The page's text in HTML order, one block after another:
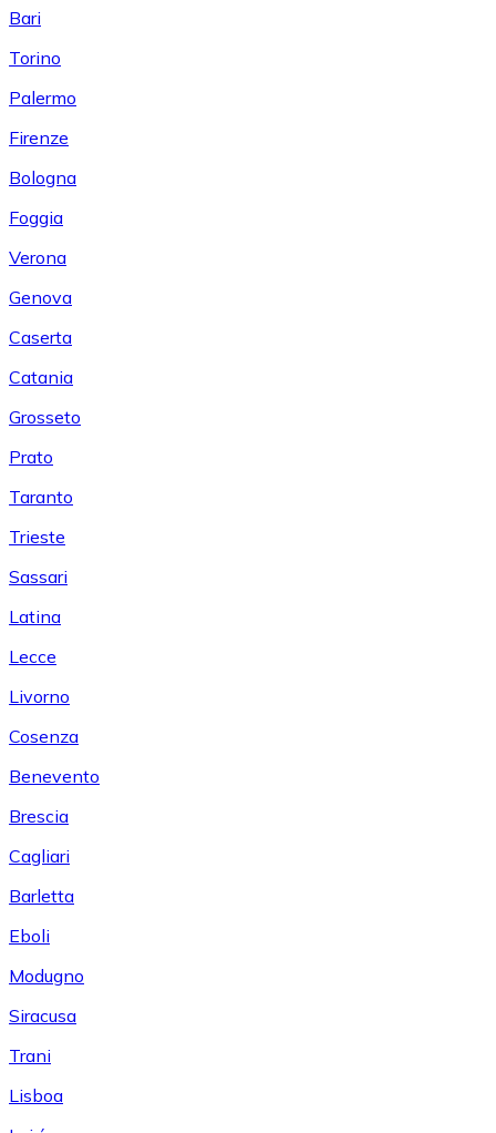
Bari
Torino
Palermo
Firenze
Bologna
Foggia
Verona
Genova
Caserta
Catania
Grosseto
Prato
Taranto
Trieste
Sassari
Latina
Lecce
Livorno
Cosenza
Benevento
Brescia
Cagliari
Barletta
Eboli
Modugno
Siracusa
Trani
Lisboa